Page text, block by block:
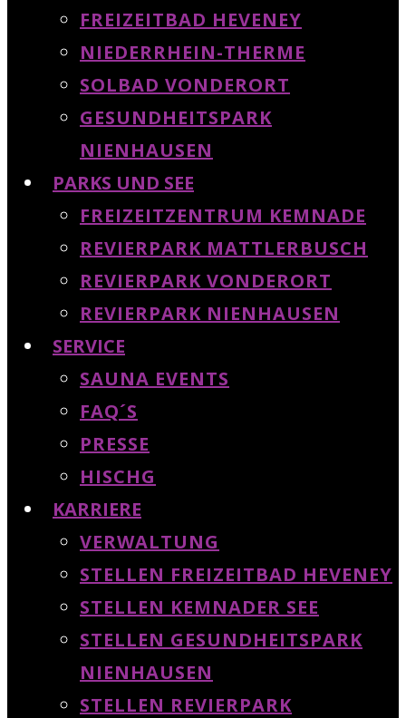
FREIZEITBAD HEVENEY
NIEDERRHEIN-THERME
SOLBAD VONDERORT
GESUNDHEITSPARK
NIENHAUSEN
PARKS UND SEE
FREIZEITZENTRUM KEMNADE
REVIERPARK MATTLERBUSCH
REVIERPARK VONDERORT
REVIERPARK NIENHAUSEN
SERVICE
SAUNA EVENTS
FAQ´S
PRESSE
HISCHG
KARRIERE
VERWALTUNG
STELLEN FREIZEITBAD HEVENEY
STELLEN KEMNADER SEE
STELLEN GESUNDHEITSPARK
NIENHAUSEN
STELLEN REVIERPARK